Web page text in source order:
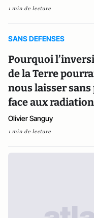
1 min de lecture
SANS DEFENSES
Pourquoi
de la Terre
nous laisser
face aux
Olivier Sanguy
1 min de lecture